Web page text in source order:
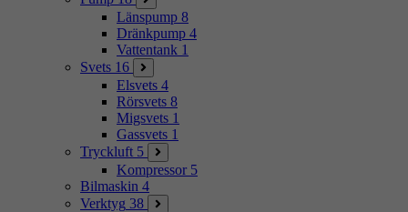
Länspump 8
Dränkpump 4
Vattentank 1
Svets 16
Elsvets 4
Rörsvets 8
Migsvets 1
Gassvets 1
Tryckluft 5
Kompressor 5
Bilmaskin 4
Verktyg 38